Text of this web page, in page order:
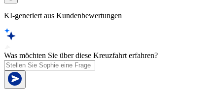
KI-generiert aus Kundenbewertungen
Was möchten Sie über diese Kreuzfahrt erfahren?